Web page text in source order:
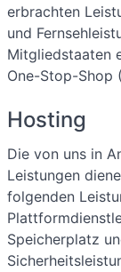
erbrachten
und
Mitgliedstaaten
One-Stop-Shop
Hosting
Die von uns in
Leistungen
folgenden
Speicherplatz